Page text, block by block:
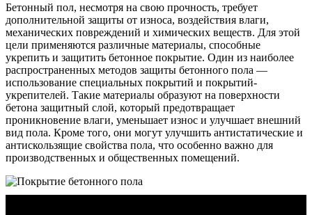
Бетонный пол, несмотря на свою прочность, требует
дополнительной защиты от износа, воздействия влаги,
механических повреждений и химических веществ. Для этой
цели применяются различные материалы, способные
укрепить и защитить бетонное покрытие. Один из наиболее
распространенных методов защиты бетонного пола —
использование специальных покрытий и покрытий-
укрепителей. Такие материалы образуют на поверхности
бетона защитный слой, который предотвращает
проникновение влаги, уменьшает износ и улучшает внешний
вид пола. Кроме того, они могут улучшить антистатические и
антискользящие свойства пола, что особенно важно для
производственных и общественных помещений.